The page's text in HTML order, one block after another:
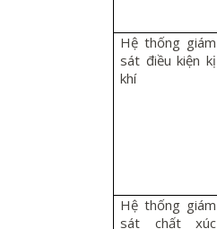
Hệ thống giám
sát điều kiện kị
khí
Hệ thống giám
sát chất xúc